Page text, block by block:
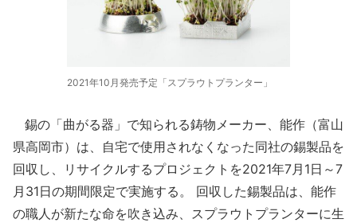
2021年10月発売予定「スプラウトプランター」
錫の「曲がる器」で知られる鋳物メーカー、能作（富山
県高岡市）は、自宅で使用されなくなった同社の錫製品を
回収し、リサイクルするプロジェクトを2021年7月1日～7
月31日の期間限定で実施する。 回収した錫製品は、能作
の職人が新たな命を吹き込み、スプラウトプランターに生